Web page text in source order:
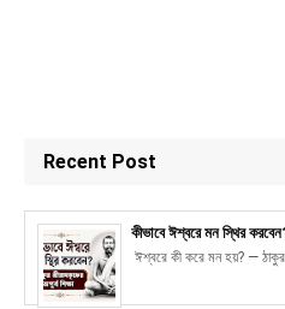
Recent Post
কীভাবে ঈশ্বরে মন স্থির
ঈশ্বরে কী করে মন হয়? —